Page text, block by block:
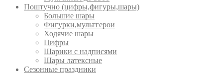
Поштучно (цифры,фигуры,шары)
Большие шары
Фигурки,мультгерои
Ходячие шары
Цифры
Шарики с надписями
Шары латексные
Сезонные праздники